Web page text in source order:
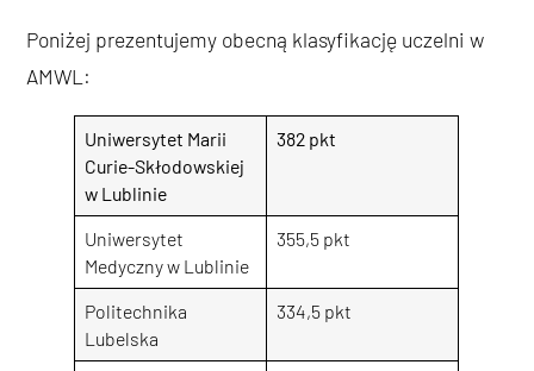
Poniżej prezentujemy obecną klasyfikację uczelni w
AMWL:
Uniwersytet Marii
Curie-Skłodowskiej
w Lublinie
382 pkt
Uniwersytet
Medyczny w Lublinie
355,5 pkt
Politechnika
Lubelska
334,5 pkt